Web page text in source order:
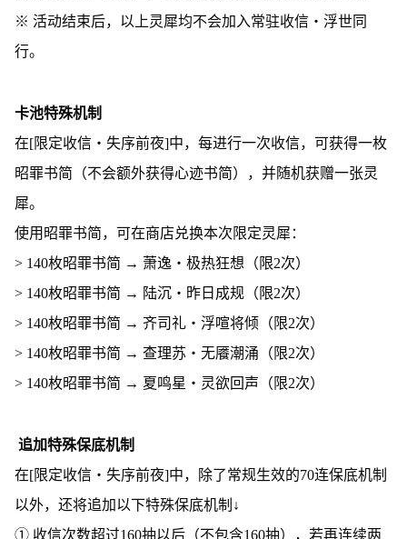
※ 活动结束后，以上灵犀均不会加入常驻收信・浮世同
行。
卡池特殊机制
在[限定收信・失序前夜]中，每进行一次收信，可获得一枚
昭罪书简（不会额外获得心迹书简），并随机获赠一张灵
犀。
使用昭罪书简，可在商店兑换本次限定灵犀：
> 140枚昭罪书简 → 萧逸・极热狂想（限2次）
> 140枚昭罪书简 → 陆沉・昨日成规（限2次）
> 140枚昭罪书简 → 齐司礼・浮喧将倾（限2次）
> 140枚昭罪书简 → 查理苏・无餍潮涌（限2次）
> 140枚昭罪书简 → 夏鸣星・灵欲回声（限2次）
追加特殊保底机制
在[限定收信・失序前夜]中，除了常规生效的70连保底机制
以外，还将追加以下特殊保底机制↓
① 收信次数超过160抽以后（不包含160抽），若再连续两